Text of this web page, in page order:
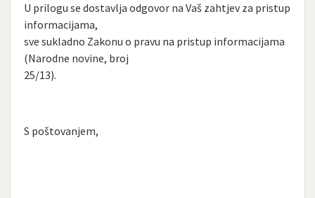
U prilogu se dostavlja odgovor na Vaš zahtjev za pristup
informacijama,
sve sukladno Zakonu o pravu na pristup informacijama
(Narodne novine, broj
25/13).
S poštovanjem,